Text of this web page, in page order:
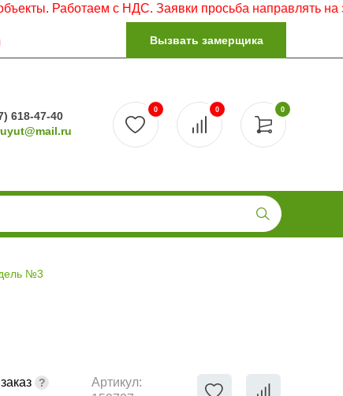
с НДС. Заявки просьба направлять на
Вызвать замерщика
618-47-40
0
0 0
№3
Артикул: